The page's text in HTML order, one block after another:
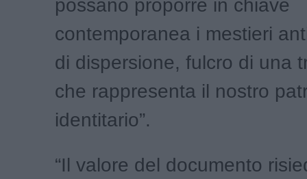
possano proporre in chiave
contemporanea i mestieri
di dispersione, fulcro di una
che rappresenta il nostro
identitario”.
“Il valore del documento